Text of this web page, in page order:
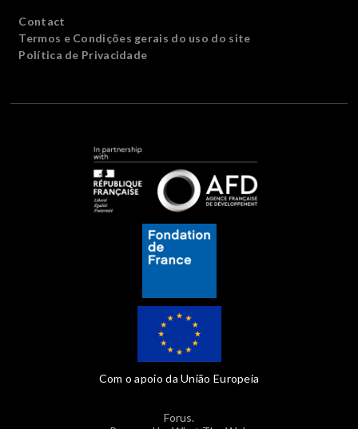
Contact
Termos e Condições gerais do uso do site
Política de Privacidade
Com o apoio da União Europeia
Forus.